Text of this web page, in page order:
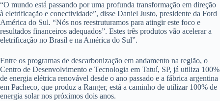
“O mundo está passando por uma profunda transformação em direção
à eletrificação e conectividade”, disse Daniel Justo, presidente da Ford
América do Sul. “Nós nos reestruturamos para atingir este foco e
resultados financeiros adequados”. Estes três produtos vão acelerar a
eletrificação no Brasil e na América do Sul”.
Entre os programas de descarbonização em andamento na região, o
Centro de Desenvolvimento e Tecnologia em Tatuí, SP, já utiliza 100%
de energia elétrica renovável desde o ano passado e a fábrica argentina
em Pacheco, que produz a Ranger, está a caminho de utilizar 100% de
energia solar nos próximos dois anos.